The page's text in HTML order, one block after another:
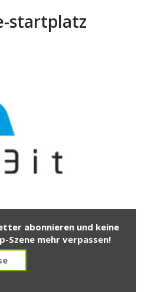
startplatz
abonnieren und keine
Szene mehr verpassen!